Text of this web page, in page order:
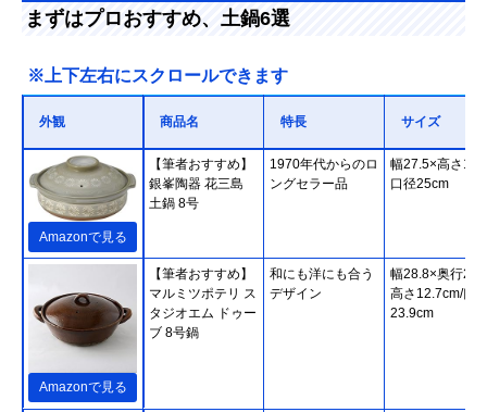
まずはプロおすすめ、土鍋6選
※上下左右にスクロールできます
外観 商品名 特長 サイズ
Amazonで見る
【筆者おすすめ】
銀峯陶器 花三島
土鍋 8号
1970年代からのロ
ングセラー品
幅27.5×高さ
口径25cm
Amazonで見る
【筆者おすすめ】
マルミツポテリ ス
タジオエム ドゥー
ブ 8号鍋
和にも洋にも合う
デザイン
幅28.8×奥行
高さ12.7cm/口
23.9cm